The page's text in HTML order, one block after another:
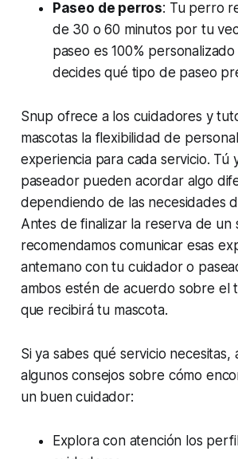
Paseo de perros: Tu perro
de 30 o 60 minutos por tu
paseo es 100%
decides qué tipo de paseo
Snup ofrece a los cuidadores y
mascotas la flexibilidad de
experiencia para cada servicio. Tú
paseador pueden acordar algo
dependiendo de las necesidades
Antes de finalizar la reserva de un
recomendamos comunicar esas
antemano con tu cuidador o
ambos estén de acuerdo sobre el
que recibirá tu mascota.
Si ya sabes qué servicio necesitas,
algunos consejos sobre cómo
un buen cuidador:
Explora con atención los